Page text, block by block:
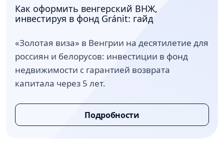
Как оформить венгерский ВНЖ,
инвестируя в фонд Gránit: гайд
«Золотая виза» в Венгрии на десятилетие для
россиян и белорусов: инвестиции в фонд
недвижимости с гарантией возврата
капитала через 5 лет.
Подробности